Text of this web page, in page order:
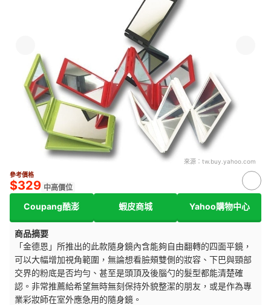
來源： tw.buy.yahoo.com
參考價格
$329 中高價位
Coupang酷澎 蝦皮商城 Yahoo購物中心
商品摘要
「金德恩」所推出的此款隨身鏡內含能夠自由翻轉的四面平鏡，
可以大幅增加視角範圍，無論想看臉頰雙側的妝容、下巴與頸部
交界的粉底是否均勻、甚至是頭頂及後腦勺的髮型都能清楚確
認。非常推薦給希望無時無刻保持外貌整潔的朋友，或是作為專
業彩妝師在室外應急用的隨身鏡。